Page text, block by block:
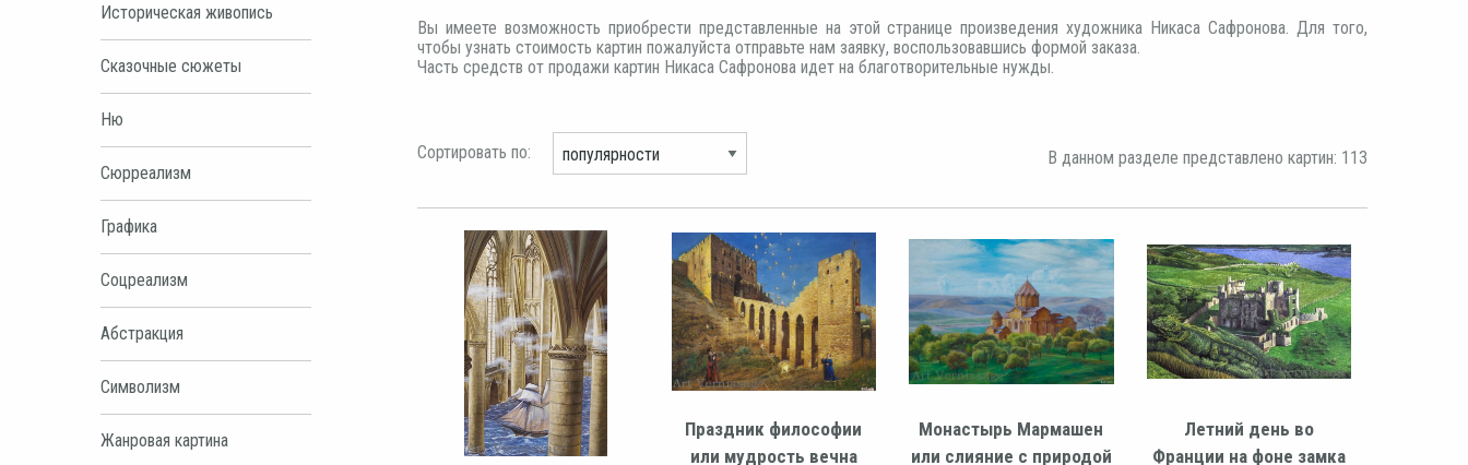
Историческая живопись
Сказочные сюжеты
Ню
Сюрреализм
Графика
Соцреализм
Абстракция
Символизм
Жанровая картина
Вы имеете возможность приобрести представленные на этой странице произведения художника Никаса Сафронова. Для того,
чтобы узнать стоимость картин пожалуйста отправьте нам заявку, воспользовавшись формой заказа.
Часть средств от продажи картин Никаса Сафронова идет на благотворительные нужды.
Сортировать по: В данном разделе представлено картин: 113
Праздник философии
или мудрость вечна
Монастырь Мармашен
или слияние с природой
Летний день во
Франции на фоне замка